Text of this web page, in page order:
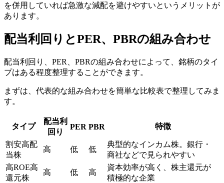
を併用していれば急激な減配を避けやすいというメリットが
あります。
配当利回りとPER、PBRの組み合わせ
配当利回り、PER、PBRの組み合わせによって、銘柄のタイ
プはある程度整理することができます。
まずは、代表的な組み合わせを簡単な比較表で整理してみま
す。
タイプ
配当利
回り
PER PBR 特徴
割安高配
当株
高 低 低
典型的なインカム株。銀行・
商社などで見られやすい
高ROE高
還元株
高 低 高
資本効率が高く、株主還元が
積極的な企業